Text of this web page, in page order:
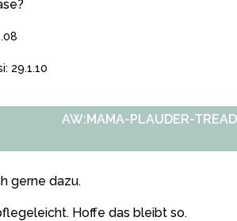
29.1.10
AW:MAMA-PLAUDER-TREAD
gerne dazu.
Hoffe das bleibt so.